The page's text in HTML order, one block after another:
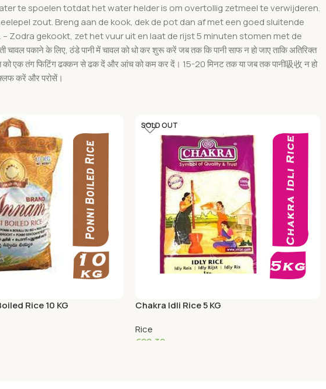
te spoelen totdat het water helder is om overtollig zetmeel te verwijderen.
zout. Breng aan de kook, dek de pot dan af met een goed sluitende
Zodra gekookt, zet het vuur uit en laat de rijst 5 minuten stomen met de
के लिए, ठंडे पानी में चावल को धो कर शुरू करें जब तक कि पानी साफ न हो जाए ताकि अतिरिक्त
को एक तंग फिटिंग ढक्कन से ढक दें और आंच को कम कर दें। 15-20 मिनट तक या जब तक पानी吸收 न हो
करें और परोसें।
Rice 10 KG
SOLD OUT
Chakra Idli Rice 5 KG
Rice
€20.39